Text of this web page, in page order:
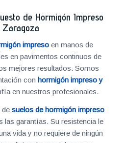
de Hormigón Impreso
Zaragoza
impreso en manos de
en pavimentos continuos de
mejores resultados. Somos
conhormigón impreso y
en nuestros profesionales.
desuelos de hormigón impreso
las garantías. Su resistencia le
vida y no requiere de ningún